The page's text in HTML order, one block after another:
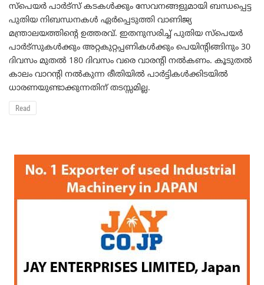
സ്‌പെയര്‍ പാര്‍ട്‌സ് കടകള്‍ക്കും സേവനങ്ങളുമായി ബന്ധപ്പെട്ട
പുതിയ നിബന്ധനകള്‍ ഏര്‍പ്പെടുത്തി വാണിജ്യ
മന്ത്രാലയത്തിന്റെ ഉത്തരവ്. ഇതനുസരിച്ച് പുതിയ സ്‌പെയര്‍
പാര്‍ട്‌സുകള്‍ക്കും അറ്റകുറ്റപ്പണികള്‍ക്കും പെയിന്റിങ്ങിനും 30
ദിവസം മുതല്‍ 180 ദിവസം വരെ വാരന്റി നല്‍കണം. കൂടുതല്‍
കാലം വാറന്റി നല്‍കുന്ന രീതിയില്‍ പാര്‍ട്ടികള്‍ക്കിടയില്‍
ധാരണയുണ്ടാക്കുന്നതിന് തടസ്സമില്ല.
Read